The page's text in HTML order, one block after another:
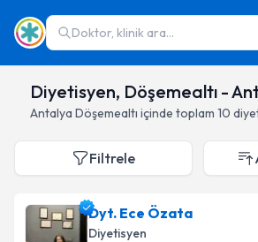
Doktor, klinik ara...
Diyetisyen, Döşemealtı -
Antalya Döşemealtı içinde toplam 10
Filtrele
Dyt. Ece Özata
Diyetisyen